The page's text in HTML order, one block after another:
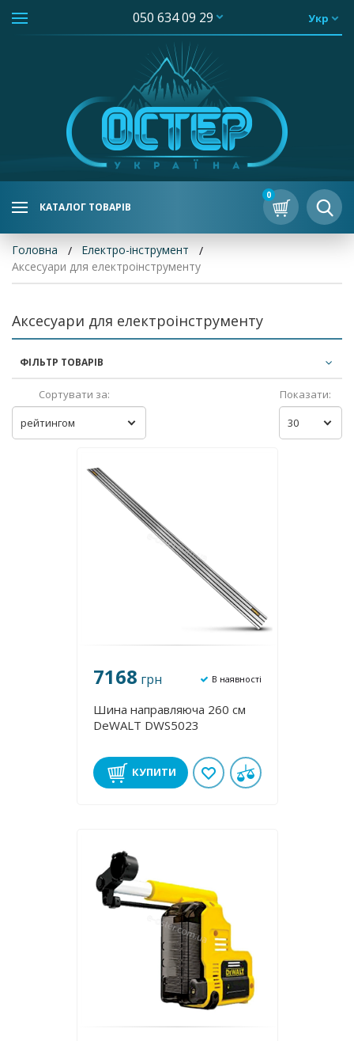
050 634 09 29 Укр
КАТАЛОГ ТОВАРІВ
0
Головна
Електро-інструмент
Аксесуари для електроінструменту
ФІЛЬТР ТОВАРІВ
Аксесуари для електроінструменту
Сортувати за:
рейтингом
Показати:
30
7168 грн В наявності
Шина направляюча 260 см
DeWALT DWS5023
КУПИТИ